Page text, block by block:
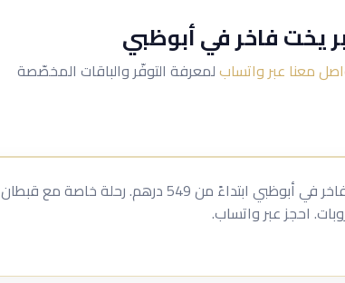
معنا عبر واتسابلمعرفة التوفّر والباقات المخصّصة
احجز 40 سوبر يخت فاخر في أبوظبي ابتداءً من 549 درهم. رحلة خاصة مع قبطان
احجز عبر واتساب.